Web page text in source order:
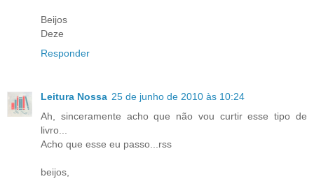
Beijos
Deze
Responder
Leitura Nossa 25 de junho de 2010 às 10:24
Ah, sinceramente acho que não vou curtir esse tipo de
livro...
Acho que esse eu passo...rss
beijos,